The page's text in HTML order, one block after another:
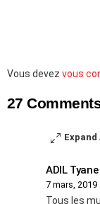
Laisser
commentaire
Vous devez vous
27
Expand
ADIL Tyane
7 mars, 2019
Tous les